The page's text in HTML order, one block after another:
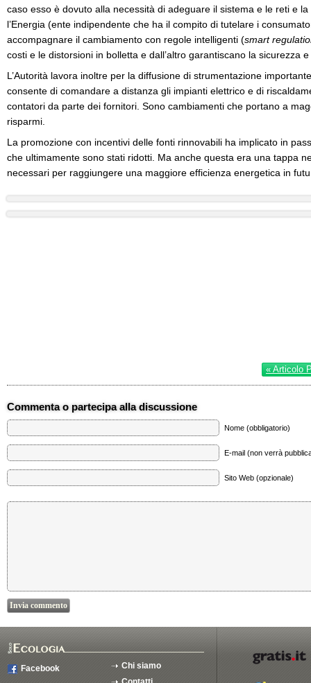
caso esso è dovuto alla necessità di adeguare il sistema e le reti e la
l’Energia (ente indipendente che ha il compito di tutelare i
accompagnare il cambiamento con regole intelligenti (smart
costi e le distorsioni in bolletta e dall’altro garantiscano la sicurezza
L’Autorità lavora inoltre per la diffusione di strumentazione
consente di comandare a distanza gli impianti elettrico e di
contatori da parte dei fornitori. Sono cambiamenti che portano a
risparmi.
La promozione con incentivi delle fonti rinnovabili ha implicato in
che ultimamente sono stati ridotti. Ma anche questa era una tappa
necessari per raggiungere una maggiore efficienza energetica in
« Articolo
Commenta o partecipa alla discussione
Nome (obbligatorio)
E-mail (non verrà
Sito Web (opzionale)
Facebook
Chi siamo